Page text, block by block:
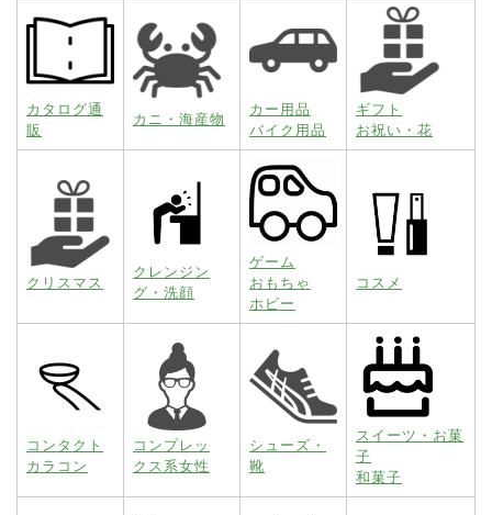
カタログ通
販
カニ・海産物
カー用品
バイク用品
ギフト
お祝い・花
クリスマス
クレンジン
グ・洗顔
ゲーム
おもちゃ
ホビー
コスメ
コンタクト
カラコン
コンプレッ
クス系女性
シューズ・
靴
スイーツ・お菓
子
和菓子